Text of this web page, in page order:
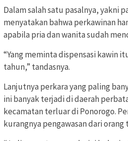
Dalam salah satu pasalnya, yakni
menyatakan bahwa perkawinan
apabila pria dan wanita sudah
“Yang meminta dispensasi kawin
tahun,” tandasnya.
Lanjutnya perkara yang paling
ini banyak terjadi di daerah
kecamatan terluar di Ponorogo.
kurangnya pengawasan dari orang